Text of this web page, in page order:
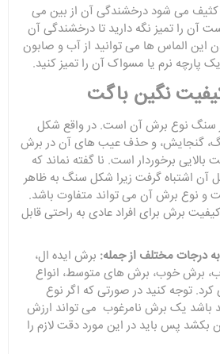
می شود درخشندگی آن از بین می
آن را تمیز نگه دارید تا درخشندگی آن
این الماس ها می توانید از آب و صابون
پارچه نرم یا مسواک آن را تمیز کنید.
نگین باگت
سنگ نوع برش آن است. در واقع شکل
گنجایش، و حذف عیب های آن در برش
برخوردار است. نا گفته نماند که
آن اشتباه گرفت زیرا شکل سنگ به ظاهر
و نوع برش آن می تواند متفاوت باشد.
برش برای افراد عادی به راحتی قابل
درجات مختلف از جمله: برش ایده ال،
برش خوب، برش های متوسط، انواع
توجه کنید در صورتی که اگر نوع
باشد یک برش نامرغوب می تواند ارزش
بکشد پس باید در این مورد دقت لازم را